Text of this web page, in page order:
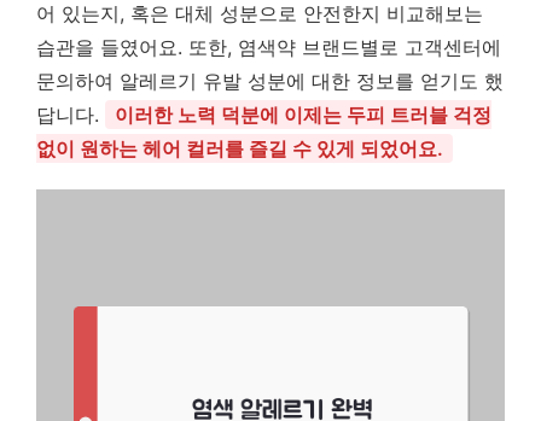
어 있는지, 혹은 대체 성분으로 안전한지 비교해보는
습관을 들였어요. 또한, 염색약 브랜드별로 고객센터에
문의하여 알레르기 유발 성분에 대한 정보를 얻기도 했
답니다.
이러한 노력 덕분에 이제는 두피 트러블 걱정
없이 원하는 헤어 컬러를 즐길 수 있게 되었어요.